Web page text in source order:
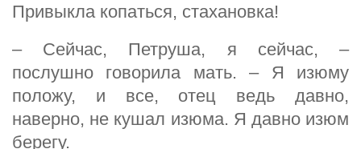
Привыкла копаться, стахановка!
– Сейчас, Петруша, я сейчас, –
послушно говорила мать. – Я изюму
положу, и все, отец ведь давно,
наверно, не кушал изюма. Я давно изюм
берегу.